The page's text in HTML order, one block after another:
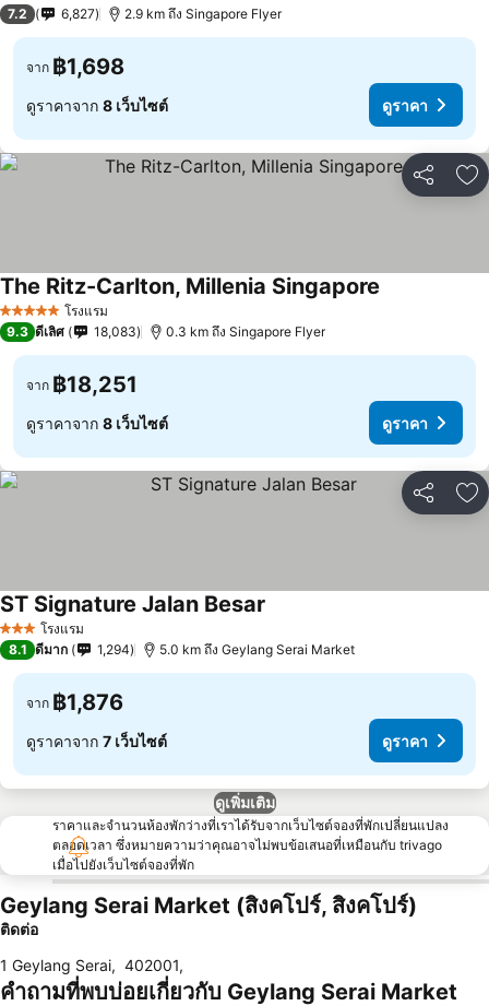
7.2 6,827 2.9 km ถึง Singapore Flyer
จาก ฿1,698
ดูราคาจาก 8 เว็บไซต์ ดูราคา
แชร์ เ
5 ดาว โรงแรม
The Ritz-Carlton, Millenia Singapore
9.3 ดีเลิศ 18,083 0.3 km ถึง Singapore Flyer
จาก ฿18,251
ดูราคาจาก 8 เว็บไซต์ ดูราคา
แชร์ เ
3 ดาว โรงแรม
ST Signature Jalan Besar
8.1 ดีมาก 1,294 5.0 km ถึง Geylang Serai Market
จาก ฿1,876
ดูราคาจาก 7 เว็บไซต์ ดูราคา
ดูเพิ่มเติม
ราคาและจำนวนห้องพักว่างที่เราได้รับจากเว็บไซต์จองที่พักเปลี่ยนแปลง
ตลอดเวลา ซึ่งหมายความว่าคุณอาจไม่พบข้อเสนอที่เหมือนกับ trivago
เมื่อไปยังเว็บไซต์จองที่พัก
Geylang Serai Market (สิงคโปร์, สิงคโปร์)
ติดต่อ
1 Geylang Serai, 402001,
คำถามที่พบบ่อยเกี่ยวกับ Geylang Serai Market